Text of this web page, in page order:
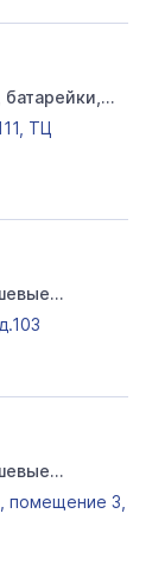
ТЦ
шары,
шары,
помещение 3,